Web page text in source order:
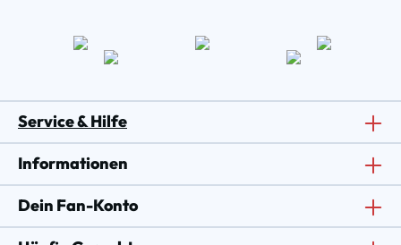
Service & Hilfe
Informationen
Dein Fan-Konto